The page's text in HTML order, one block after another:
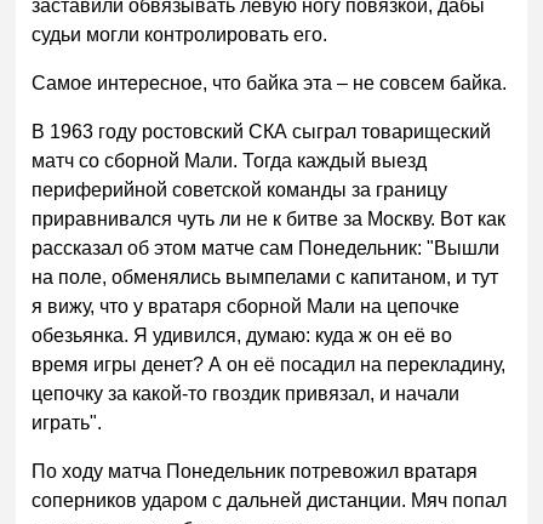
заставили обвязывать левую ногу повязкой, дабы
судьи могли контролировать его.
Самое интересное, что байка эта – не совсем байка.
В 1963 году ростовский СКА сыграл товарищеский
матч со сборной Мали. Тогда каждый выезд
периферийной советской команды за границу
приравнивался чуть ли не к битве за Москву. Вот как
рассказал об этом матче сам Понедельник: "Вышли
на поле, обменялись вымпелами с капитаном, и тут
я вижу, что у вратаря сборной Мали на цепочке
обезьянка. Я удивился, думаю: куда ж он её во
время игры денет? А он её посадил на перекладину,
цепочку за какой-то гвоздик привязал, и начали
играть".
По ходу матча Понедельник потревожил вратаря
соперников ударом с дальней дистанции. Мяч попал